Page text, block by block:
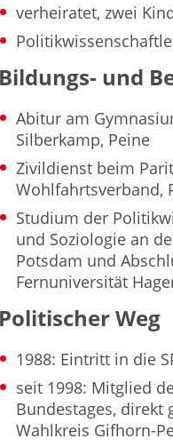
verheiratet, zwei
Bildungs- und
Abitur am
Silberkamp, Peine
Zivildienst beim
Wohlfahrtsverband,
Studium der
und Soziologie an
Potsdam und
Fernuniversität
Politischer Weg
1988: Eintritt in die
seit 1998: Mitglied
Bundestages, direkt
Wahlkreis Gifhorn-